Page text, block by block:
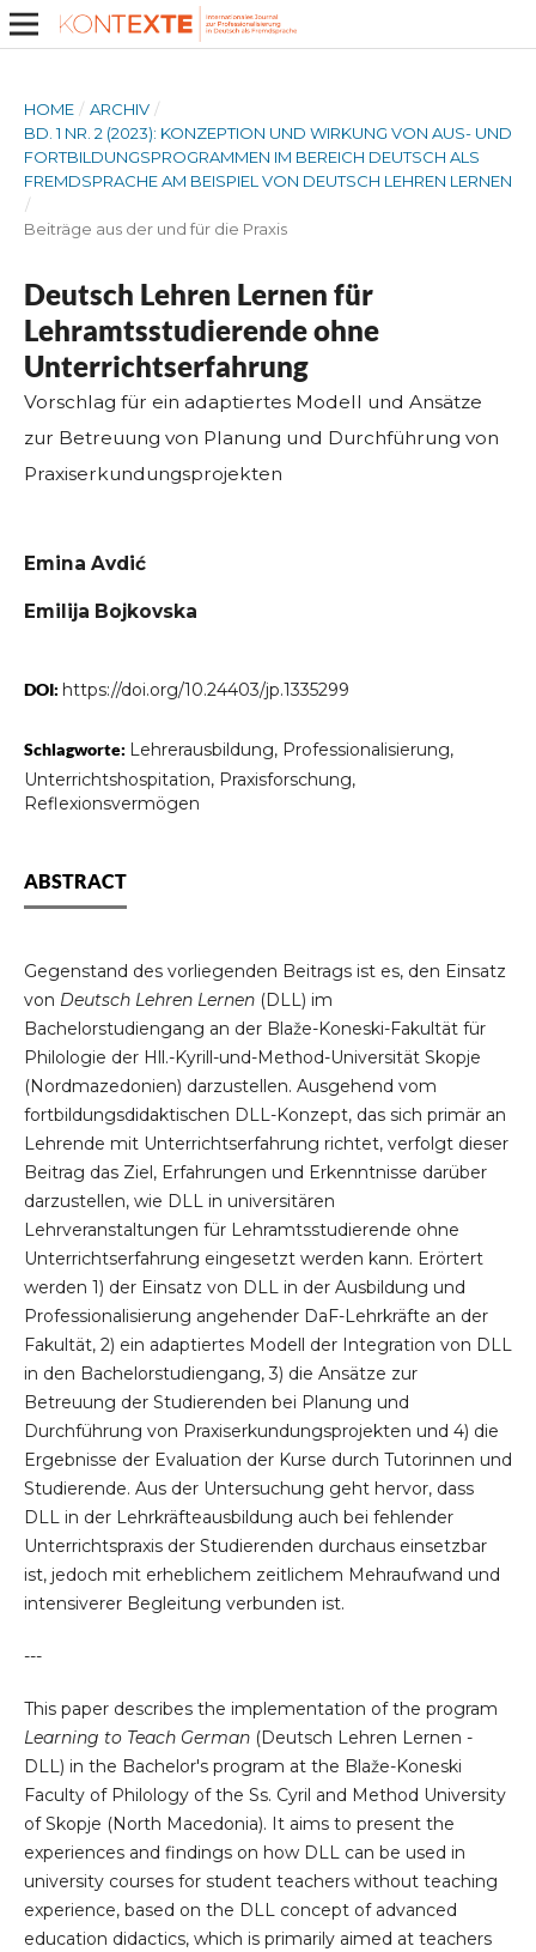
HOME / ARCHIV /
BD. 1 NR. 2 (2023): KONZEPTION UND WIRKUNG VON AUS- UND
FORTBILDUNGSPROGRAMMEN IM BEREICH DEUTSCH ALS
FREMDSPRACHE AM BEISPIEL VON DEUTSCH LEHREN LERNEN
/
Beiträge aus der und für die Praxis
Deutsch Lehren Lernen für
Lehramtsstudierende ohne
Unterrichtserfahrung
Vorschlag für ein adaptiertes Modell und Ansätze
zur Betreuung von Planung und Durchführung von
Praxiserkundungsprojekten
Emina Avdić
Emilija Bojkovska
DOI: https://doi.org/10.24403/jp.1335299
Schlagworte: Lehrerausbildung, Professionalisierung,
Unterrichtshospitation, Praxisforschung,
Reflexionsvermögen
ABSTRACT
Gegenstand des vorliegenden Beitrags ist es, den Einsatz
von Deutsch Lehren Lernen(DLL) im
Bachelorstudiengang an der Blaže-Koneski-Fakultät für
Philologie der Hll.-Kyrill-und-Method-Universität Skopje
(Nordmazedonien) darzustellen. Ausgehend vom
fortbildungsdidaktischen DLL-Konzept, das sich primär an
Lehrende mit Unterrichtserfahrung richtet, verfolgt dieser
Beitrag das Ziel, Erfahrungen und Erkenntnisse darüber
darzustellen, wie DLL in universitären
Lehrveranstaltungen für Lehramtsstudierende ohne
Unterrichtserfahrung eingesetzt werden kann. Erörtert
werden 1) der Einsatz von DLL in der Ausbildung und
Professionalisierung angehender DaF-Lehrkräfte an der
Fakultät, 2) ein adaptiertes Modell der Integration von DLL
in den Bachelorstudiengang, 3) die Ansätze zur
Betreuung der Studierenden bei Planung und
Durchführung von Praxiserkundungsprojekten und 4) die
Ergebnisse der Evaluation der Kurse durch Tutorinnen und
Studierende. Aus der Untersuchung geht hervor, dass
DLL in der Lehrkräfteausbildung auch bei fehlender
Unterrichtspraxis der Studierenden durchaus einsetzbar
ist, jedoch mit erheblichem zeitlichem Mehraufwand und
intensiverer Begleitung verbunden ist.
---
This paper describes the implementation of the program
Learning to Teach German(Deutsch Lehren Lernen -
DLL) in the Bachelor's program at the Blaže-Koneski
Faculty of Philology of the Ss. Cyril and Method University
of Skopje (North Macedonia). It aims to present the
experiences and findings on how DLL can be used in
university courses for student teachers without teaching
experience, based on the DLL concept of advanced
education didactics, which is primarily aimed at teachers